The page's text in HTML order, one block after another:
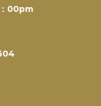
00pm